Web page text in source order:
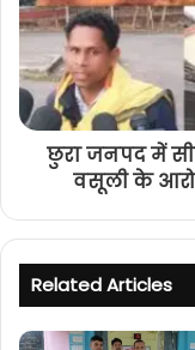
छुरा जनपद में
वसूली के
Related Articles